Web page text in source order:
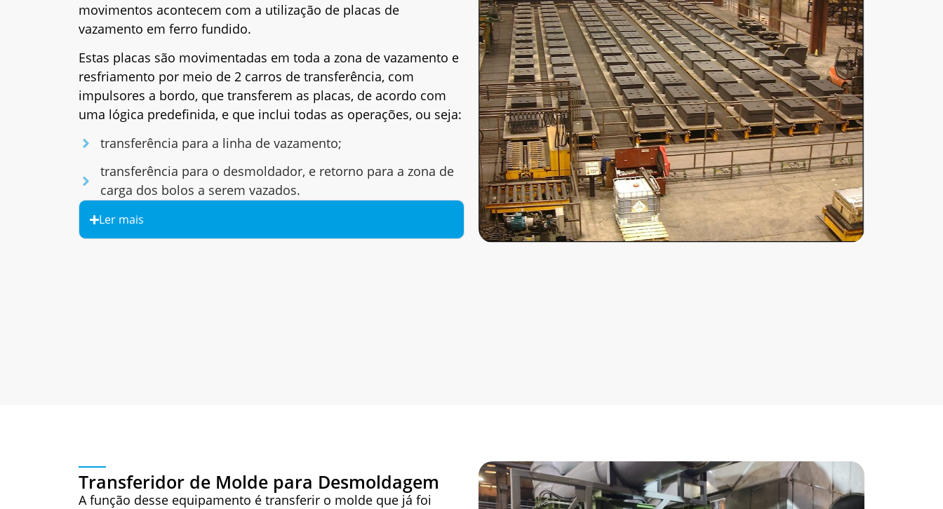
movimentos acontecem com a utilização de placas de
vazamento em ferro fundido.
Estas placas são movimentadas em toda a zona de vazamento e
resfriamento por meio de 2 carros de transferência, com
impulsores a bordo, que transferem as placas, de acordo com
uma lógica predefinida, e que inclui todas as operações, ou seja:
transferência para a linha de vazamento;
transferência para o desmoldador, e retorno para a zona de
carga dos bolos a serem vazados.
Ler mais
Transferidor de Molde para Desmoldagem
A função desse equipamento é transferir o molde que já foi